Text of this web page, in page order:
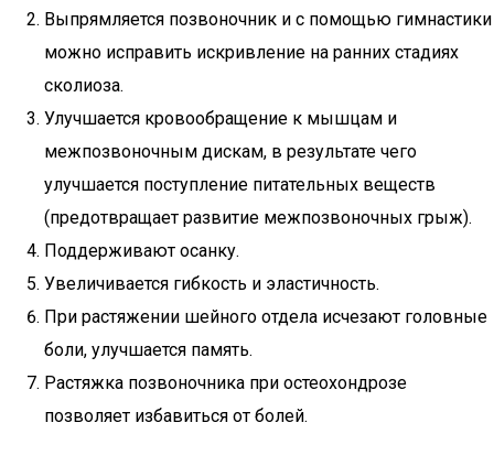
Выпрямляется позвоночник и с помощью гимнастики
можно исправить искривление на ранних стадиях
сколиоза.
Улучшается кровообращение к мышцам и
межпозвоночным дискам, в результате чего
улучшается поступление питательных веществ
(предотвращает развитие межпозвоночных грыж).
Поддерживают осанку.
Увеличивается гибкость и эластичность.
При растяжении шейного отдела исчезают головные
боли, улучшается память.
Растяжка позвоночника при остеохондрозе
позволяет избавиться от болей.